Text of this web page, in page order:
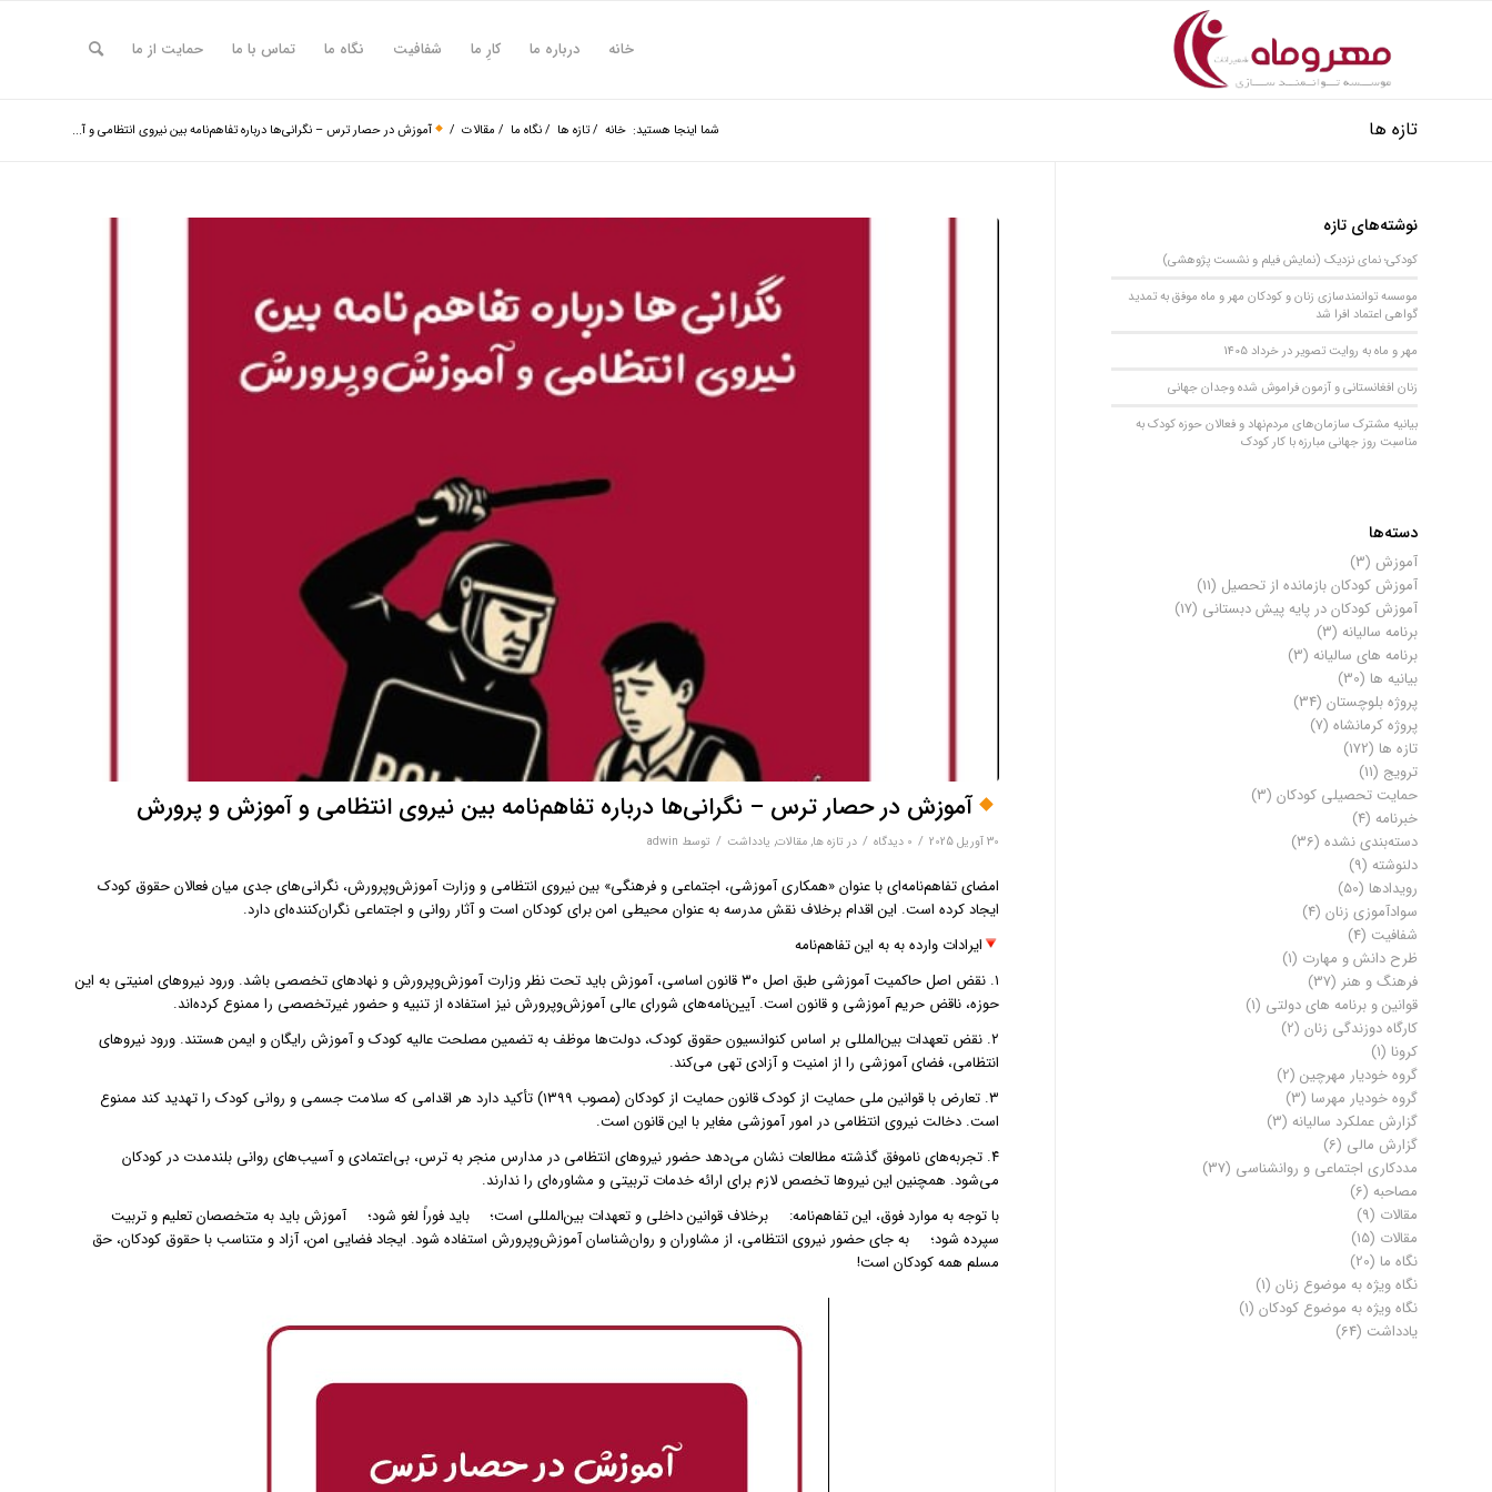
خانه درباره ما کارِ ما شفافیت نگاه ما تماس با ما حمایت از ما
تازه ها شما اینجا هستید: خانه / تازه ها / نگاه ما / مقالات / آموزش در حصار ترس – نگرانی‌ها درباره تفاهم‌نامه بین نیروی انتظامی و آ...
آموزش در حصار ترس – نگرانی‌ها درباره تفاهم‌نامه بین نیروی انتظامی و آموزش و پرورش
30 آوریل 2025 / 0 دیدگاه‌ / در تازه ها, مقالات, یادداشت / توسط adwin
امضای تفاهم‌نامه‌ای با عنوان «همکاری آموزشی، اجتماعی و فرهنگی» بین نیروی انتظامی و وزارت آموزش‌و‌پرورش، نگرانی‌های جدی میان فعالان حقوق کودک
ایجاد کرده است. این اقدام برخلاف نقش مدرسه به عنوان محیطی امن برای کودکان است و آثار روانی و اجتماعی نگران‌کننده‌ای دارد.
ایرادات وارده به به این تفاهم‌نامه
۱. نقض اصل حاکمیت آموزشی طبق اصل ۳۰ قانون اساسی، آموزش باید تحت نظر وزارت آموزش‌و‌پرورش و نهادهای تخصصی باشد. ورود نیروهای امنیتی به این
حوزه، ناقض حریم آموزشی و قانون است. آیین‌نامه‌های شورای عالی آموزش‌و‌پرورش نیز استفاده از تنبیه و حضور غیرتخصصی را ممنوع کرده‌اند.
۲. نقض تعهدات بین‌المللی بر اساس کنوانسیون حقوق کودک، دولت‌ها موظف به تضمین مصلحت عالیه کودک و آموزش رایگان و ایمن هستند. ورود نیروهای
انتظامی، فضای آموزشی را از امنیت و آزادی تهی می‌کند.
۳. تعارض با قوانین ملی حمایت از کودک قانون حمایت از کودکان (مصوب ۱۳۹۹) تأکید دارد هر اقدامی که سلامت جسمی و روانی کودک را تهدید کند ممنوع
است. دخالت نیروی انتظامی در امور آموزشی مغایر با این قانون است.
۴. تجربه‌های ناموفق گذشته مطالعات نشان می‌دهد حضور نیروهای انتظامی در مدارس منجر به ترس، بی‌اعتمادی و آسیب‌های روانی بلندمدت در کودکان
می‌شود. همچنین این نیروها تخصص لازم برای ارائه خدمات تربیتی و مشاوره‌ای را ندارند.
با توجه به موارد فوق، این تفاهم‌نامه:
برخلاف قوانین داخلی و تعهدات بین‌المللی است؛ باید فوراً لغو شود؛
آموزش باید به متخصصان تعلیم و تربیت
سپرده شود؛
به جای حضور نیروی انتظامی، از مشاوران و روان‌شناسان آموزش‌و‌پرورش استفاده شود. ایجاد فضایی امن، آزاد و متناسب با حقوق کودکان، حق
مسلم همه کودکان است!
نوشته‌های تازه
کودکی؛ نمای نزدیک (نمایش فیلم و نشست پژوهشی)
موسسه توانمندسازی زنان و کودکان مهر و ماه موفق به تمدید
گواهی اعتماد افرا شد
مهر و ماه به روایت تصویر در خرداد 1405
زنان افغانستانی و آزمون فراموش شده وجدان جهانی
بیانیه مشترک سازمان‌های مردم‌نهاد و فعالان حوزه کودک به
مناسبت روز جهانی مبارزه با کار کودک
دسته‌ها
آموزش (3)
آموزش کودکان بازمانده از تحصیل (11)
آموزش کودکان در پایه پیش دبستانی (17)
برنامه سالیانه (3)
برنامه های سالیانه (3)
بیانیه ها (30)
پروژه بلوچستان (34)
پروژه کرمانشاه (7)
تازه ها (172)
ترویج (11)
حمایت تحصیلی کودکان (3)
خبرنامه (4)
دسته‌بندی نشده (36)
دلنوشته (9)
رویدادها (50)
سوادآموزی زنان (4)
شفافیت (4)
ظرح دانش و مهارت (1)
فرهنگ و هنر (37)
قوانین و برنامه های دولتی (1)
کارگاه دوزندگی زنان (2)
کرونا (1)
گروه خودیار مهرچین (2)
گروه خودیار مهرسا (3)
گزارش عملکرد سالیانه (3)
گزارش مالی (6)
مددکاری اجتماعی و روانشناسی (37)
مصاحبه (6)
مقالات (9)
مقالات (15)
نگاه ما (20)
نگاه ویژه به موضوع زنان (1)
نگاه ویژه به موضوع کودکان (1)
یادداشت (64)